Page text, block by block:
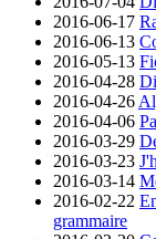
2016-06-17
2016-06-13
2016-05-13
2016-04-28
2016-04-26
2016-04-06
2016-03-29
2016-03-23
2016-03-14
2016-02-22
grammaire